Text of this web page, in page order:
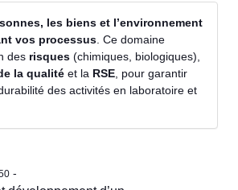
les biens et l’environnement
vos processus. Ce domaine
des risques (chimiques, biologiques),
la qualité et la RSE, pour garantir
des activités en laboratoire et
-